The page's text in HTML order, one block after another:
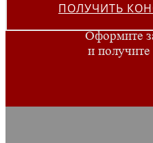
ПОЛУЧИТЬ
Оформите
и